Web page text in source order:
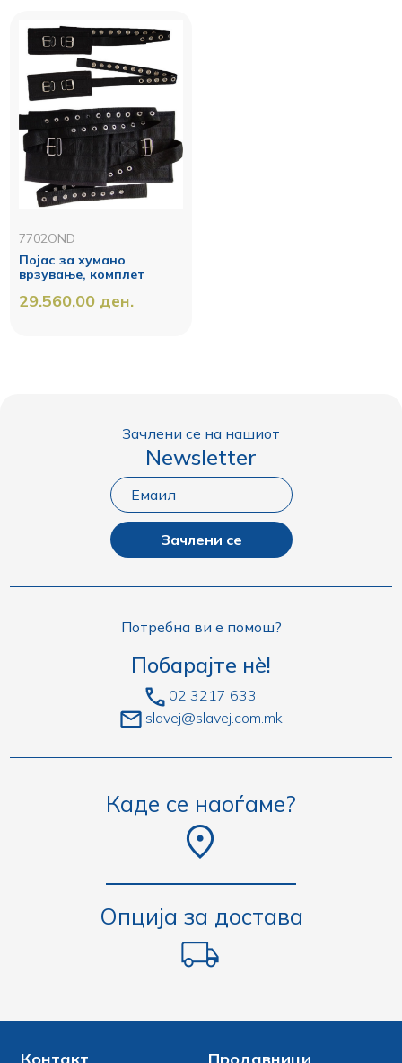
7702OND
Појас за хумано
врзување, комплет
29.560,00 ден.
Зачлени се на нашиот
Newsletter
Зачлени се
Потребна ви е помош?
Побарајте нè!
02 3217 633
slavej@slavej.com.mk
Каде се наоѓаме?
Опција за достава